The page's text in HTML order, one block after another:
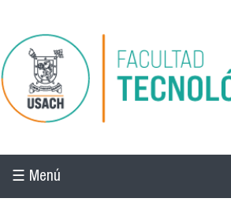
Pasar al contenido principal
☰ Menú